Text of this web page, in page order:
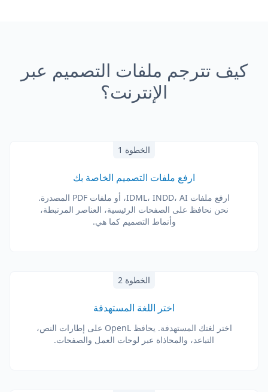
كيف تترجم ملفات التصميم عبر
الإنترنت؟
الخطوة 1
ارفع ملفات التصميم الخاصة بك
ارفع ملفات IDML، INDD، AI، أو ملفات PDF المصدرة.
نحن نحافظ على الصفحات الرئيسية، العناصر المرتبطة،
وأنماط التصميم كما هي.
الخطوة 2
اختر اللغة المستهدفة
اختر لغتك المستهدفة. يحافظ OpenL على إطارات النص،
التباعد، والمحاذاة عبر لوحات العمل والصفحات.